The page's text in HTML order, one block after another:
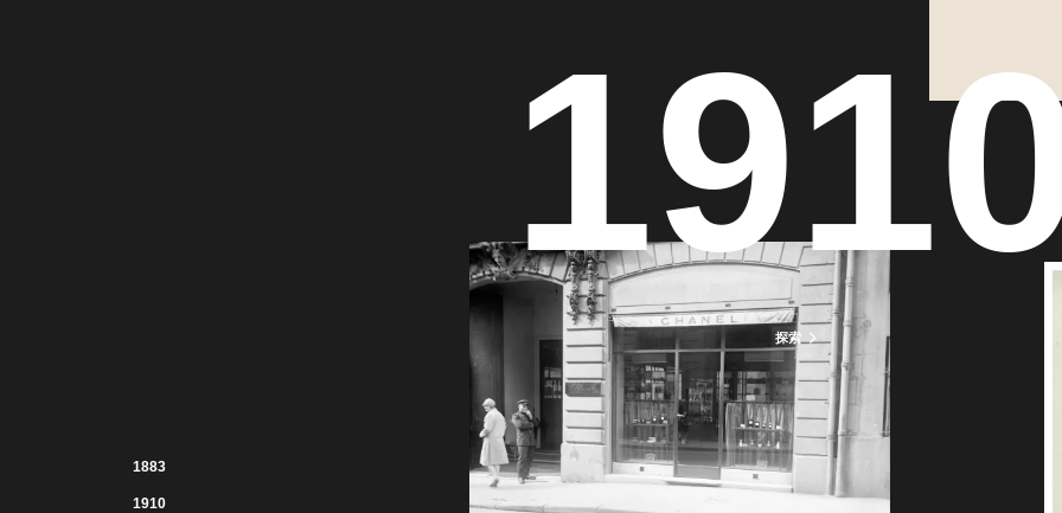
1883
1910
探索